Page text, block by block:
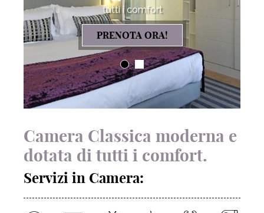
tutti i comfort
PRENOTA ORA! (CAMERA CLASSIC)
01 02
tutti i comfort
PRENOTA ORA! (CAMERA CLASSIC)
Camera Classica moderna e
dotata di tutti i comfort.
Servizi in Camera: